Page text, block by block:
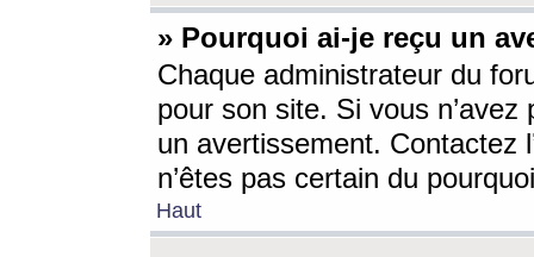
» Pourquoi ai-je reçu un
Chaque administrateur du
pour son site. Si vous
un avertissement. Contactez
n’êtes pas certain du
Haut